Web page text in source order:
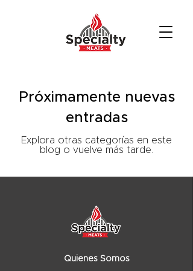
Próximamente nuevas
entradas
Explora otras categorías en este
blog o vuelve más tarde.
Quienes Somos